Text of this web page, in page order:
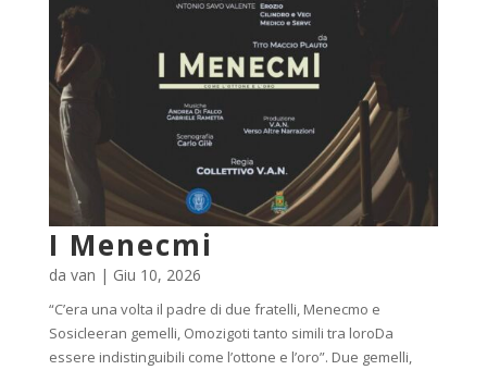
I Menecmi
da van | Giu 10, 2026
“C’era una volta il padre di due fratelli, Menecmo e
Sosicleeran gemelli, Omozigoti tanto simili tra loroDa
essere indistinguibili come l’ottone e l’oro”. Due gemelli,